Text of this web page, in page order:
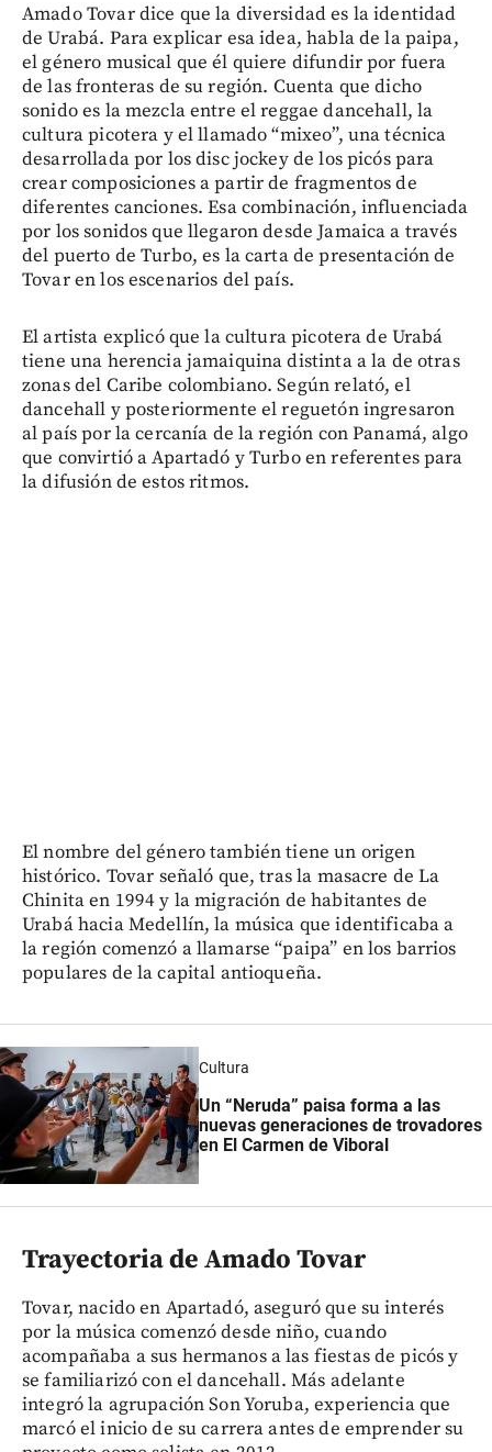
Amado Tovar dice que la diversidad es la identidad
de Urabá. Para explicar esa idea, habla de la paipa,
el género musical que él quiere difundir por fuera
de las fronteras de su región. Cuenta que dicho
sonido es la mezcla entre el reggae dancehall, la
cultura picotera y el llamado “mixeo”, una técnica
desarrollada por los disc jockey de los picós para
crear composiciones a partir de fragmentos de
diferentes canciones. Esa combinación, influenciada
por los sonidos que llegaron desde Jamaica a través
del puerto de Turbo, es la carta de presentación de
Tovar en los escenarios del país.
El artista explicó que la cultura picotera de Urabá
tiene una herencia jamaiquina distinta a la de otras
zonas del Caribe colombiano. Según relató, el
dancehall y posteriormente el reguetón ingresaron
al país por la cercanía de la región con Panamá, algo
que convirtió a Apartadó y Turbo en referentes para
la difusión de estos ritmos.
El nombre del género también tiene un origen
histórico. Tovar señaló que, tras la masacre de La
Chinita en 1994 y la migración de habitantes de
Urabá hacia Medellín, la música que identificaba a
la región comenzó a llamarse “paipa” en los barrios
populares de la capital antioqueña.
Cultura
Un “Neruda” paisa forma a las
nuevas generaciones de trovadores
en El Carmen de Viboral
Trayectoria de Amado Tovar
Tovar, nacido en Apartadó, aseguró que su interés
por la música comenzó desde niño, cuando
acompañaba a sus hermanos a las fiestas de picós y
se familiarizó con el dancehall. Más adelante
integró la agrupación Son Yoruba, experiencia que
marcó el inicio de su carrera antes de emprender su